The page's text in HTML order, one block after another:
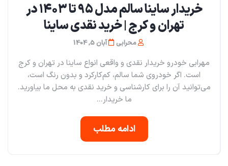
خریدار ساینا سالم مدل ۹۵ تا ۱۴۰۳ در
تهران و کرج | خرید نقدی ساینا
محرابی آبان 5, 1404
مهرابی خودرو خریدار نقدی و واقعی انواع ساینا در تهران و کرج
است. اگر خودروی شما سالم، کم‌کارکرد و بدون رنگ است،
می‌توانید آن را برای کارشناسی و خرید نقدی به محل ما بیاورید.
ما خریدار...
ادامه مطلب